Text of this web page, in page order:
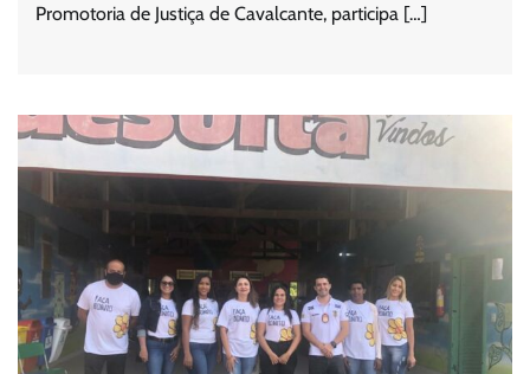
Promotoria de Justiça de Cavalcante, participa […]